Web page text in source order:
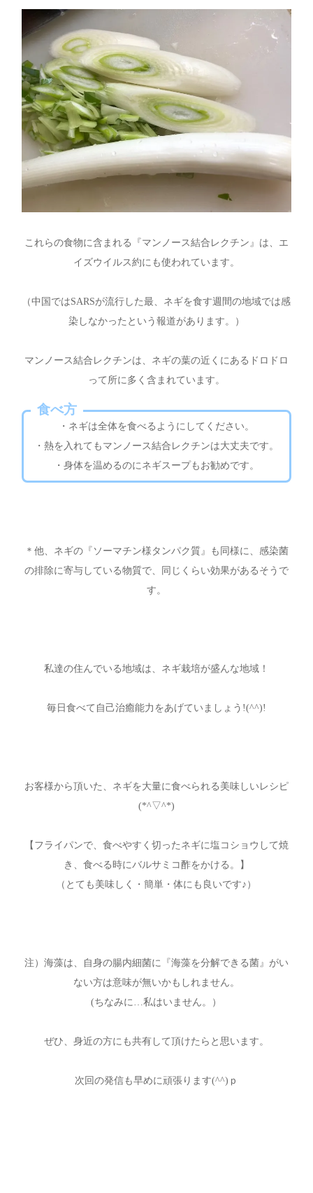
これらの食物に含まれる『マンノース結合レクチン』は、エ
イズウイルス約にも使われています。
（中国ではSARSが流行した最、ネギを食す週間の地域では感
染しなかったという報道があります。）
マンノース結合レクチンは、ネギの葉の近くにあるドロドロ
って所に多く含まれています。
食べ方
・ネギは全体を食べるようにしてください。
・熱を入れてもマンノース結合レクチンは大丈夫です。
・身体を温めるのにネギスープもお勧めです。
＊他、ネギの『ソーマチン様タンパク質』も同様に、感染菌
の排除に寄与している物質で、同じくらい効果があるそうで
す。
私達の住んでいる地域は、ネギ栽培が盛んな地域！
毎日食べて自己治癒能力をあげていましょう!(^^)!
お客様から頂いた、ネギを大量に食べられる美味しいレシピ
(*^▽^*)
【フライパンで、食べやすく切ったネギに塩コショウして焼
き、食べる時にバルサミコ酢をかける。】
（とても美味しく・簡単・体にも良いです♪）
注）海藻は、自身の腸内細菌に『海藻を分解できる菌』がい
ない方は意味が無いかもしれません。
(ちなみに…私はいません。）
ぜひ、身近の方にも共有して頂けたらと思います。
次回の発信も早めに頑張ります(^^)ｐ